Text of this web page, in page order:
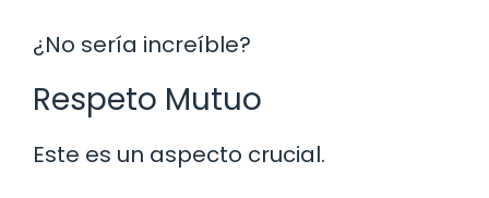
¿No sería increíble?
Respeto Mutuo
Este es un aspecto crucial.